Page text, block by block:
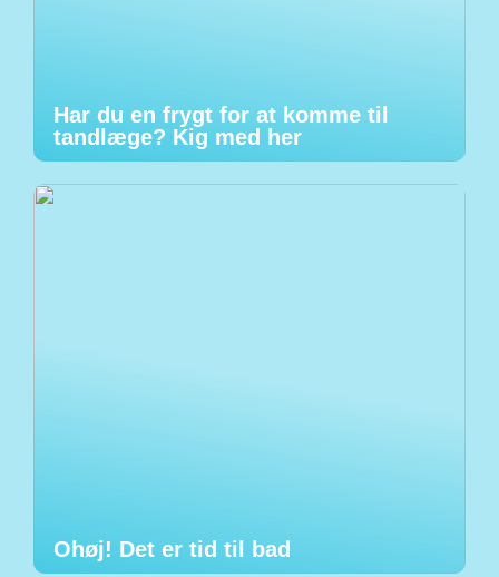
Har du en frygt for at komme til
tandlæge? Kig med her
Ohøj! Det er tid til bad